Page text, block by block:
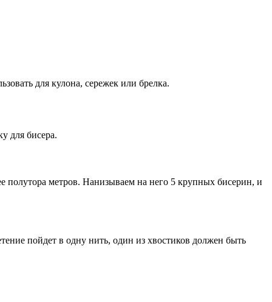
для кулона, сережек или брелка.
для бисера.
полутора метров. Нанизываем на него 5 крупных бисерин, и
пойдет в одну нить, один из хвостиков должен быть